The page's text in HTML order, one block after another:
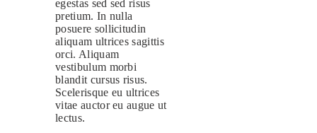
egestas sed sed risus
pretium. In nulla
posuere sollicitudin
aliquam ultrices sagittis
orci. Aliquam
vestibulum morbi
blandit cursus risus.
Scelerisque eu ultrices
vitae auctor eu augue ut
lectus.